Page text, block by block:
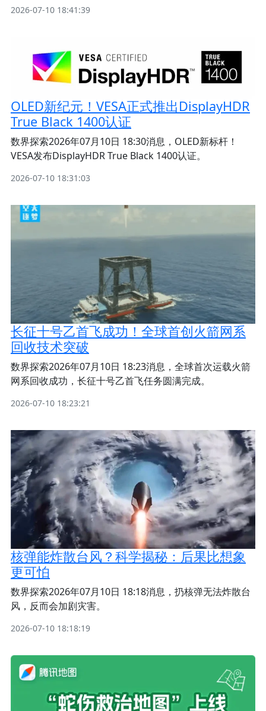
2026-07-10 18:41:39
OLED新纪元！VESA正式推出DisplayHDR
True Black 1400认证
数界探索2026年07月10日 18:30消息，OLED新标杆！
VESA发布DisplayHDR True Black 1400认证。
2026-07-10 18:31:03
长征十号乙首飞成功！全球首创火箭网系
回收技术突破
数界探索2026年07月10日 18:23消息，全球首次运载火箭
网系回收成功，长征十号乙首飞任务圆满完成。
2026-07-10 18:23:21
核弹能炸散台风？科学揭秘：后果比想象
更可怕
数界探索2026年07月10日 18:18消息，扔核弹无法炸散台
风，反而会加剧灾害。
2026-07-10 18:18:19